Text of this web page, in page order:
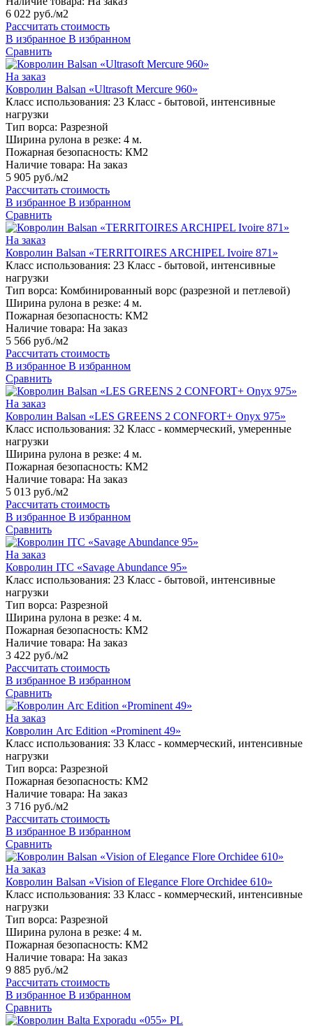
6 022 руб./м2
Рассчитать стоимость
В избранное В избранном
Сравнить
На заказ
Ковролин Balsan «Ultrasoft Mercure 960»
Класс использования: 23 Класс - бытовой, интенсивные
нагрузки
Тип ворса: Разрезной
Ширина рулона в резке: 4 м.
Пожарная безопасность: КМ2
Наличие товара: На заказ
5 905 руб./м2
Рассчитать стоимость
В избранное В избранном
Сравнить
На заказ
Ковролин Balsan «TERRITOIRES ARCHIPEL Ivoire 871»
Класс использования: 23 Класс - бытовой, интенсивные
нагрузки
Тип ворса: Комбинированный ворс (разрезной и петлевой)
Ширина рулона в резке: 4 м.
Пожарная безопасность: КМ2
Наличие товара: На заказ
5 566 руб./м2
Рассчитать стоимость
В избранное В избранном
Сравнить
На заказ
Ковролин Balsan «LES GREENS 2 CONFORT+ Onyx 975»
Класс использования: 32 Класс - коммерческий, умеренные
нагрузки
Ширина рулона в резке: 4 м.
Пожарная безопасность: КМ2
Наличие товара: На заказ
5 013 руб./м2
Рассчитать стоимость
В избранное В избранном
Сравнить
На заказ
Ковролин ITC «Savage Abundance 95»
Класс использования: 23 Класс - бытовой, интенсивные
нагрузки
Тип ворса: Разрезной
Ширина рулона в резке: 4 м.
Пожарная безопасность: КМ2
Наличие товара: На заказ
3 422 руб./м2
Рассчитать стоимость
В избранное В избранном
Сравнить
На заказ
Ковролин Arc Edition «Prominent 49»
Класс использования: 33 Класс - коммерческий, интенсивные
нагрузки
Тип ворса: Разрезной
Пожарная безопасность: КМ2
Наличие товара: На заказ
3 716 руб./м2
Рассчитать стоимость
В избранное В избранном
Сравнить
На заказ
Ковролин Balsan «Vision of Elegance Flore Orchidee 610»
Класс использования: 33 Класс - коммерческий, интенсивные
нагрузки
Тип ворса: Разрезной
Ширина рулона в резке: 4 м.
Пожарная безопасность: КМ2
Наличие товара: На заказ
9 885 руб./м2
Рассчитать стоимость
В избранное В избранном
Сравнить